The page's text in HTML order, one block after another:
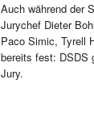
Auch während der
Jurychef Dieter
Paco Simic, Tyrell
bereits fest: DSDS
Jury.